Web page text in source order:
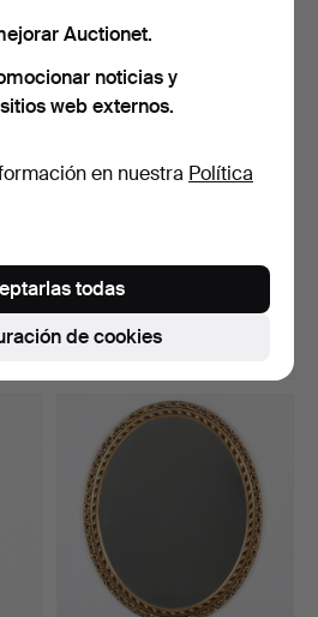
grace, Svenskt ten…
Subastado 15 may 2026
12 pujas
Auctionet.
noticias y
web externos.
en nuestra Política
de cookies
todas